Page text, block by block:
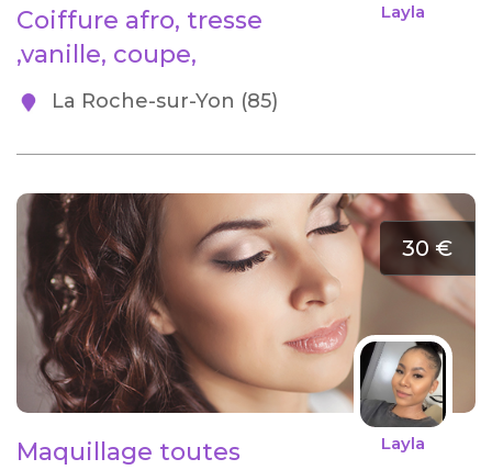
Layla
Coiffure afro, tresse
,vanille, coupe,
La Roche-sur-Yon (85)
30 €
Layla
Maquillage toutes